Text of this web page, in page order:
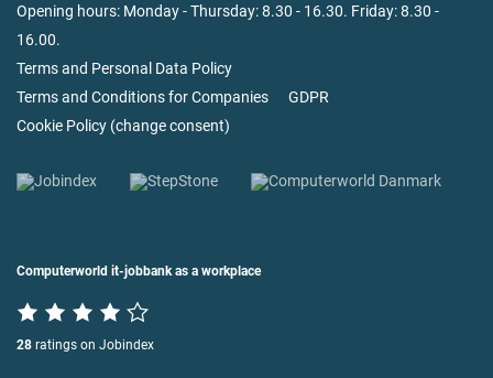
Opening hours: Monday - Thursday: 8.30 - 16.30. Friday: 8.30 -
16.00.
Terms and Personal Data Policy
Terms and Conditions for Companies
GDPR
Cookie Policy (change consent)
Computerworld it-jobbank as a workplace
28 ratings on Jobindex